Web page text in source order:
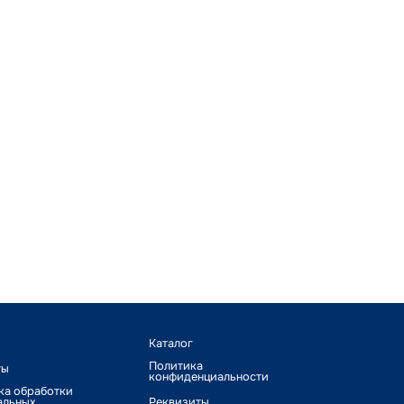
обработки
Каталог
Политика
конфиденциальности